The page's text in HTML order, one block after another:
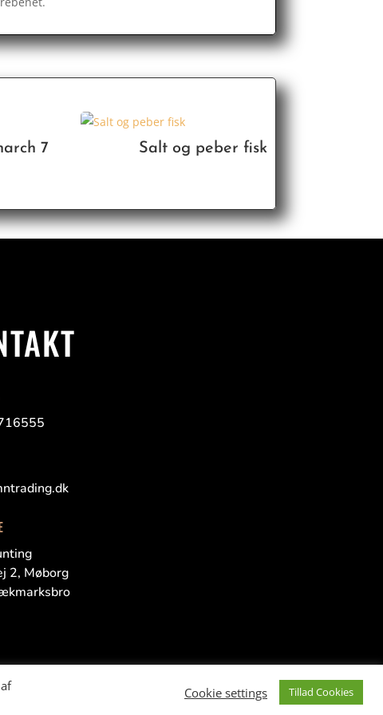
7 Salt og peber fisk
2, Møborg
Cookie settings Tillad Cookies